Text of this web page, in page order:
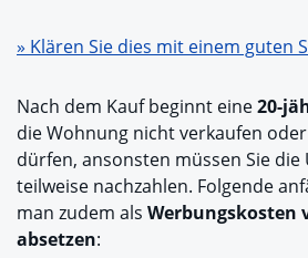
» Klären Sie dies mit einem guten
Nach dem Kauf beginnt eine20-
die Wohnung nicht verkaufen
dürfen, ansonsten müssen Sie
teilweise nachzahlen. Folgende
man zudem als Werbungskosten
absetzen: